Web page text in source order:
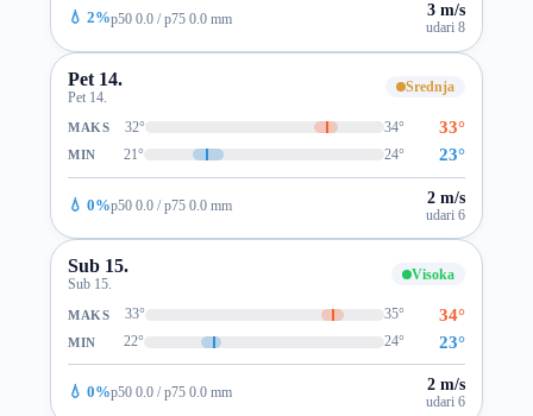
💧 2%p50 0.0 / p75 0.0 mm 3 m/s
udari 8
Pet 14.
Pet 14.
Srednja
MAKS 32° 34° 33°
MIN 21° 24° 23°
💧 0%p50 0.0 / p75 0.0 mm 2 m/s
udari 6
Sub 15.
Sub 15.
Visoka
MAKS 33° 35° 34°
MIN 22° 24° 23°
💧 0%p50 0.0 / p75 0.0 mm 2 m/s
udari 6